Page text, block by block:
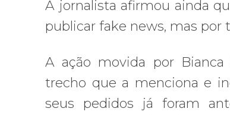
A jornalista afirmou ainda
publicar fake news, mas por
A ação movida por
trecho que a menciona e
seus pedidos já foram